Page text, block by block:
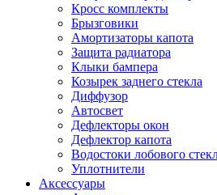
Кросс комплекты
Брызговики
Амортизаторы капота
Защита радиатора
Клыки бампера
Козырек заднего стекла
Диффузор
Автосвет
Дефлекторы окон
Дефлектор капота
Водостоки лобового
Уплотнители
Аксессуары